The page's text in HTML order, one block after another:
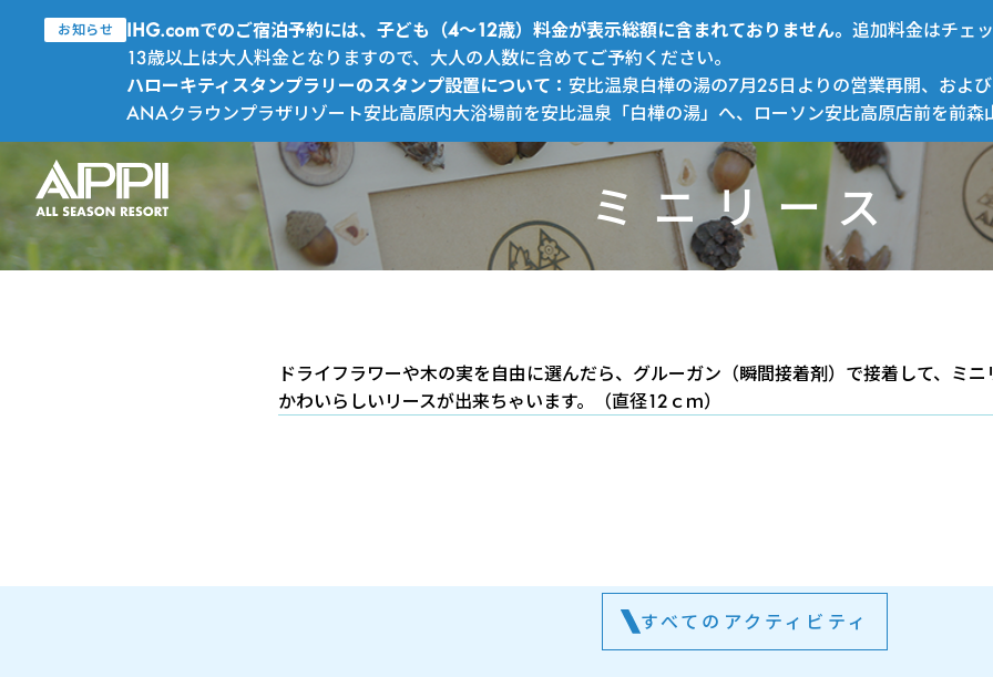
お知らせ IHG.comでのご宿泊予約には、子ども（4～12歳）料金が表示総額に含まれておりません。追加料金はチェ
13歳以上は大人料金となりますので、大人の人数に含めてご予約ください。
ハローキティスタンプラリーのスタンプ設置について：安比温泉白樺の湯の7月25日よりの営業再開、およ
ANAクラウンプラザリゾート安比高原内大浴場前を安比温泉「白樺の湯」へ、ローソン安比高原店前を前
ミニリース
ミ
ー
ス
ドライフラワーや木の実を自由に選んだら、グルーガン（瞬間接着剤）で接着して、ミ
かわいらしいリースが出来ちゃいます。（直径12ｃｍ）
すべてのアクティビティ